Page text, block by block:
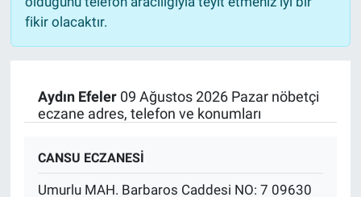
fikir olacaktır.
Aydın Efeler09 Ağustos 2026 Pazar nöbetçi
eczane adres, telefon ve konumları
CANSU ECZANESİ
Umurlu MAH. Barbaros Caddesi NO: 7 09630
TEKNOLOJİ